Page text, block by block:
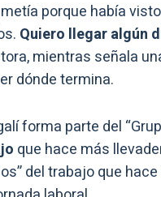
porque había
Quiero llegar algún
mientras señala
dónde termina.
forma parte del
que hace más
del trabajo que